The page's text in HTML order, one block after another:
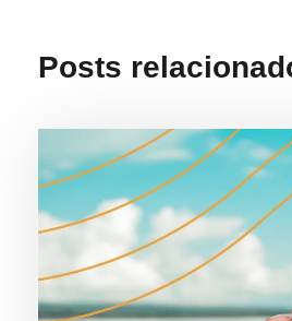
Posts